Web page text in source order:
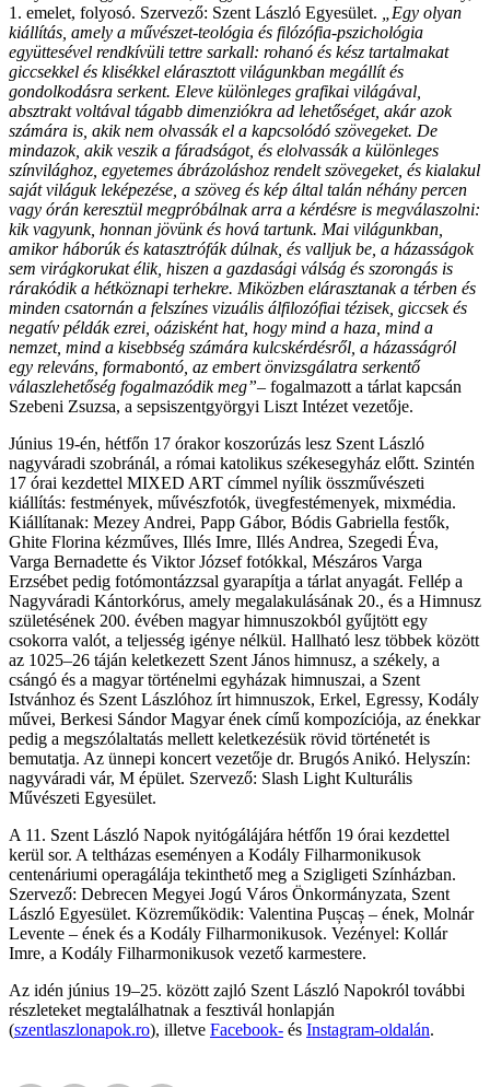
1. emelet, folyosó. Szervező: Szent László Egyesület. „Egy olyan
kiállítás, amely a művészet-teológia és filózófia-pszichológia
együttesével rendkívüli tettre sarkall: rohanó és kész tartalmakat
giccsekkel és klisékkel elárasztott világunkban megállít és
gondolkodásra serkent. Eleve különleges grafikai világával,
absztrakt voltával tágabb dimenziókra ad lehetőséget, akár azok
számára is, akik nem olvassák el a kapcsolódó szövegeket. De
mindazok, akik veszik a fáradságot, és elolvassák a különleges
színvilághoz, egyetemes ábrázoláshoz rendelt szövegeket, és kialakul
saját világuk leképezése, a szöveg és kép által talán néhány percen
vagy órán keresztül megpróbálnak arra a kérdésre is megválaszolni:
kik vagyunk, honnan jövünk és hová tartunk. Mai világunkban,
amikor háborúk és katasztrófák dúlnak, és valljuk be, a házasságok
sem virágkorukat élik, hiszen a gazdasági válság és szorongás is
rárakódik a hétköznapi terhekre. Miközben elárasztanak a térben és
minden csatornán a felszínes vizuális álfilozófiai tézisek, giccsek és
negatív példák ezrei, oázisként hat, hogy mind a haza, mind a
nemzet, mind a kisebbség számára kulcskérdésről, a házasságról
egy releváns, formabontó, az embert önvizsgálatra serkentő
válaszlehetőség fogalmazódik meg”– fogalmazott a tárlat kapcsán
Szebeni Zsuzsa, a sepsiszentgyörgyi Liszt Intézet vezetője.
Június 19-én, hétfőn 17 órakor koszorúzás lesz Szent László
nagyváradi szobránál, a római katolikus székesegyház előtt. Szintén
17 órai kezdettel MIXED ART címmel nyílik összművészeti
kiállítás: festmények, művészfotók, üvegfestémenyek, mixmédia.
Kiállítanak: Mezey Andrei, Papp Gábor, Bódis Gabriella festők,
Ghite Florina kézműves, Illés Imre, Illés Andrea, Szegedi Éva,
Varga Bernadette és Viktor József fotókkal, Mészáros Varga
Erzsébet pedig fotómontázzsal gyarapítja a tárlat anyagát. Fellép a
Nagyváradi Kántorkórus, amely megalakulásának 20., és a Himnusz
születésének 200. évében magyar himnuszokból gyűjtött egy
csokorra valót, a teljesség igénye nélkül. Hallható lesz többek között
az 1025–26 táján keletkezett Szent János himnusz, a székely, a
csángó és a magyar történelmi egyházak himnuszai, a Szent
Istvánhoz és Szent Lászlóhoz írt himnuszok, Erkel, Egressy, Kodály
művei, Berkesi Sándor Magyar ének című kompozíciója, az énekkar
pedig a megszólaltatás mellett keletkezésük rövid történetét is
bemutatja. Az ünnepi koncert vezetője dr. Brugós Anikó. Helyszín:
nagyváradi vár, M épület. Szervező: Slash Light Kulturális
Művészeti Egyesület.
A 11. Szent László Napok nyitógálájára hétfőn 19 órai kezdettel
kerül sor. A teltházas eseményen a Kodály Filharmonikusok
centenáriumi operagálája tekinthető meg a Szigligeti Színházban.
Szervező: Debrecen Megyei Jogú Város Önkormányzata, Szent
László Egyesület. Közreműködik: Valentina Pușcaș – ének, Molnár
Levente – ének és a Kodály Filharmonikusok. Vezényel: Kollár
Imre, a Kodály Filharmonikusok vezető karmestere.
Az idén június 19–25. között zajló Szent László Napokról további
részleteket megtalálhatnak a fesztivál honlapján
(szentlaszlonapok.ro), illetve Facebook- és Instagram-oldalán.